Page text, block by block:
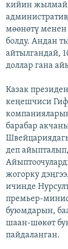
кийин
мөөнөтү менен
болду. Андан
айтылгандай,
доллар гана
Казак
кеңешчиси
барабар
деп
жогорку
ичинде
премьер-
буюмдарын,
шаан-шөкөт
пайдаланган.